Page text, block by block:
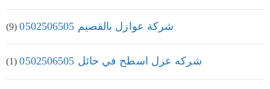
شركة عوازل بالقصيم 0502506505 (9)
شركه عزل اسطح في حائل 0502506505 (1)